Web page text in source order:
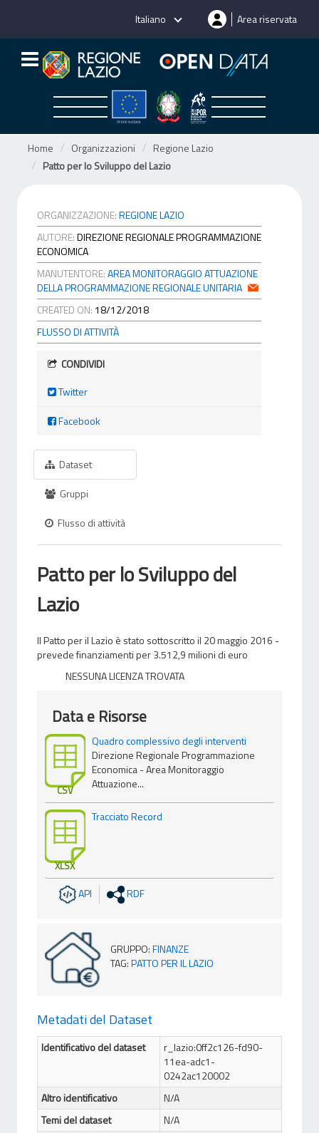
Italiano Area riservata
Home Organizzazioni
Regione Lazio
Patto per lo Sviluppo del Lazio
ORGANIZZAZIONE:REGIONE LAZIO
AUTORE:DIREZIONE REGIONALE PROGRAMMAZIONE
ECONOMICA
MANUTENTORE:AREA MONITORAGGIO ATTUAZIONE
DELLA PROGRAMMAZIONE REGIONALE UNITARIA
CREATED ON: 18/12/2018
FLUSSO DI ATTIVITÀ
CONDIVIDI
Twitter
Facebook
Dataset
Gruppi
Flusso di attività
Patto per lo Sviluppo del
Lazio
Il Patto per il Lazio è stato sottoscritto il 20 maggio 2016 -
prevede finanziamenti per 3.512,9 milioni di euro
NESSUNA LICENZA TROVATA
Data e Risorse
CSV
Quadro complessivo degli interventi
Direzione Regionale Programmazione
Economica - Area Monitoraggio
Attuazione...
XLSX
Tracciato Record
API RDF
GRUPPO:FINANZE
TAG:PATTO PER IL LAZIO
Metadati del Dataset
Identificativo del dataset
r_lazio:0ff2c126-fd90-
11ea-adc1-
0242ac120002
Altro identificativo
N/A
Temi del dataset
N/A